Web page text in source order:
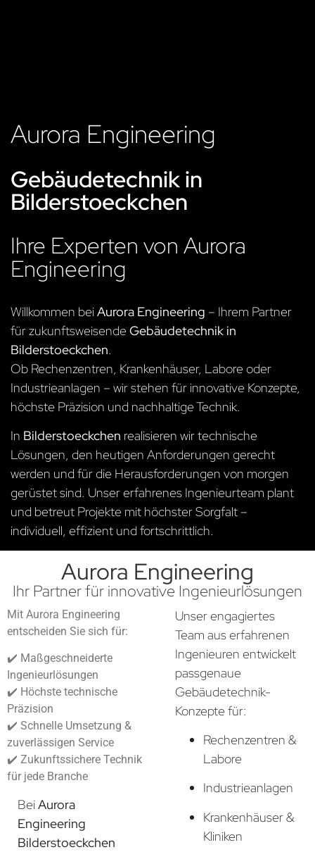
Aurora Engineering
Gebäudetechnik in
Bilderstoeckchen
Ihre Experten von Aurora
Engineering
Willkommen beiAurora Engineering – Ihrem Partner
für zukunftsweisendeGebäudetechnik in
Bilderstoeckchen.
Ob Rechenzentren, Krankenhäuser, Labore oder
Industrieanlagen – wir stehen für innovative Konzepte,
höchste Präzision und nachhaltige Technik.
In Bilderstoeckchen realisieren wir technische
Lösungen, den heutigen Anforderungen gerecht
werden und für die Herausforderungen von morgen
gerüstet sind. Unser erfahrenes Ingenieurteam plant
und betreut Projekte mit höchster Sorgfalt –
individuell, effizient und fortschrittlich.
Aurora Engineering
Ihr Partner für innovative Ingenieurlösungen
Mit Aurora Engineering
entscheiden Sie sich für:
✔️ Maßgeschneiderte
Ingenieurlösungen
✔️ Höchste technische
Präzision
✔️ Schnelle Umsetzung &
zuverlässigen Service
✔️ Zukunftssichere Technik
für jede Branche
BeiAurora
Engineering
Bilderstoeckchen
Unser engagiertes
Team aus erfahrenen
Ingenieuren entwickelt
passgenaue
Gebäudetechnik-
Konzepte für:
Rechenzentren &
Labore
Industrieanlagen
Krankenhäuser &
Kliniken